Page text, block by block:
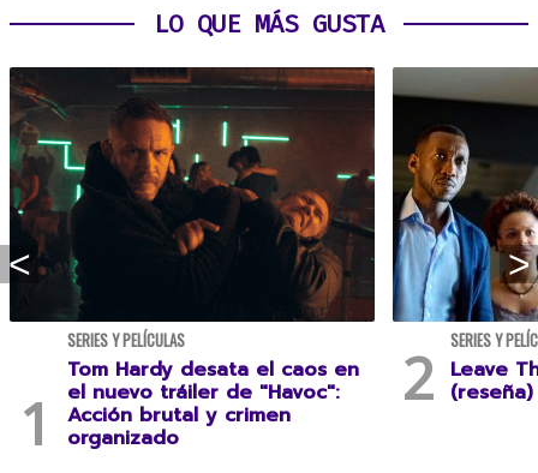
LO QUE MÁS GUSTA
SERIES Y PELÍCULAS
Tom Hardy desata el caos en
el nuevo tráiler de "Havoc":
Acción brutal y crimen
organizado
SERIES Y
Leave
(reseña)